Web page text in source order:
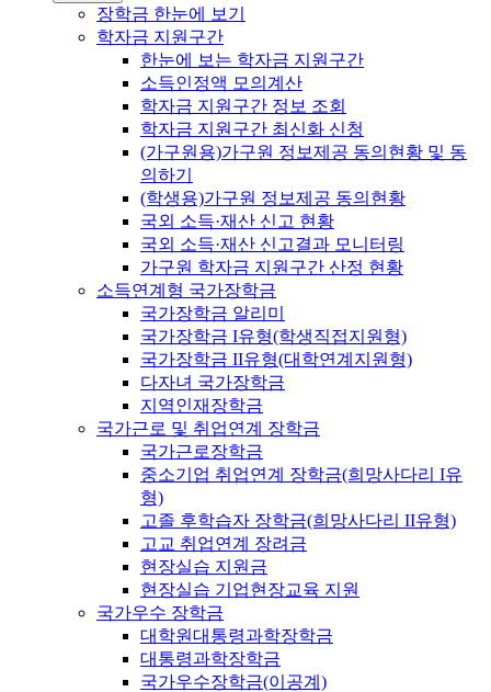
장학금 한눈에 보기
학자금 지원구간
한눈에 보는 학자금 지원구간
소득인정액 모의계산
학자금 지원구간 정보 조회
학자금 지원구간 최신화 신청
(가구원용)가구원 정보제공 동의현황 및 동
의하기
(학생용)가구원 정보제공 동의현황
국외 소득·재산 신고 현황
국외 소득·재산 신고결과 모니터링
가구원 학자금 지원구간 산정 현황
소득연계형 국가장학금
국가장학금 알리미
국가장학금 I유형(학생직접지원형)
국가장학금 II유형(대학연계지원형)
다자녀 국가장학금
지역인재장학금
국가근로 및 취업연계 장학금
국가근로장학금
중소기업 취업연계 장학금(희망사다리 I유
형)
고졸 후학습자 장학금(희망사다리 II유형)
고교 취업연계 장려금
현장실습 지원금
현장실습 기업현장교육 지원
국가우수 장학금
대학원대통령과학장학금
대통령과학장학금
국가우수장학금(이공계)